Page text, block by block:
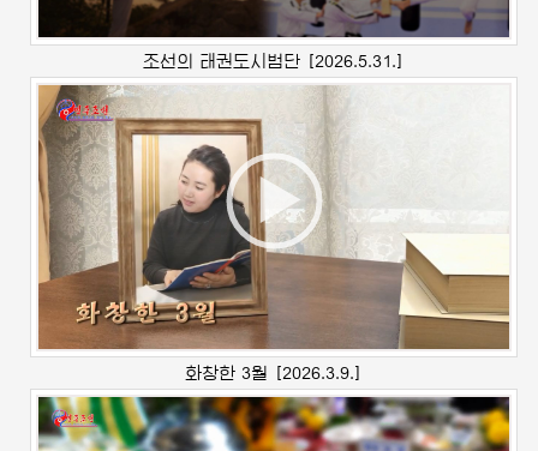
조선의 태권도시범단 [2026.5.31.]
화창한 3월 [2026.3.9.]